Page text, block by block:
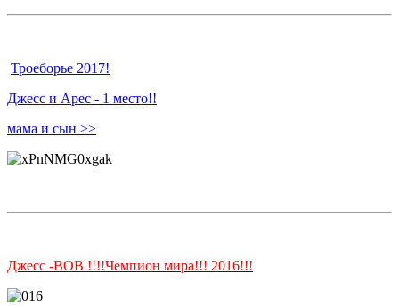
Троеборье 2017!
Джесс и Арес - 1 место!!
мама и сын >>
Джесс -BOB !!!!Чемпион мира!!! 2016!!!